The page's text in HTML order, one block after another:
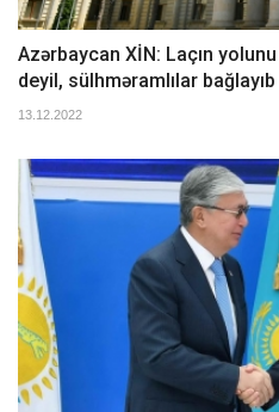
Azərbaycan XİN: Laçın
deyil, sülhməramlılar bağlayıb
13.12.2022